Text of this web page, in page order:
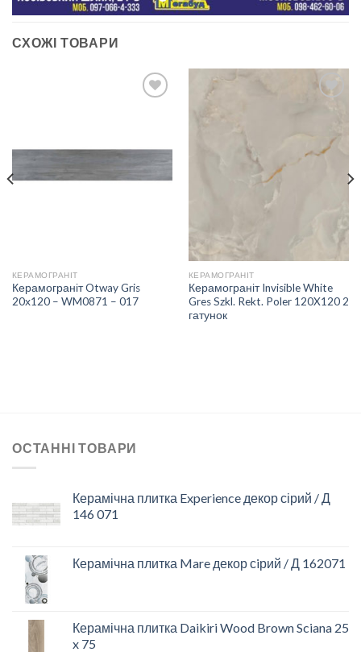
СХОЖІ ТОВАРИ
СПИСКУ
БАЖАНЬ
КЕРАМОГРАНІТ
Керамограніт Otway Gris
20х120 – WM0871 – 017
ДО
КЕРАМОГРАНІТ
Керамограніт Invisible White
Gres Szkl. Rekt. Poler 120X120 2
гатунок
ОСТАННІ ТОВАРИ
Керамічна плитка Experience декор сірий / Д
146 071
Керамічна плитка Mare декор сiрий / Д 162071
Керамічна плитка Daikiri Wood Brown Sciana 25
x 75